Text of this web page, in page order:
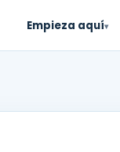
Empieza aquí▾